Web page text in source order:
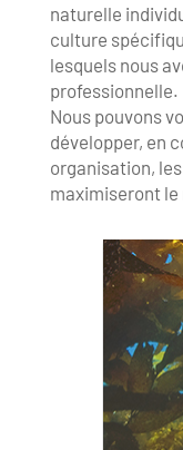
naturelle
culture
lesquels nous
professionnelle.
Nous pouvons
développer, en
organisation,
maximiseront